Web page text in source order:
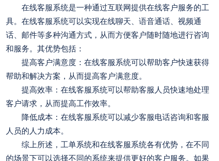
在线客服系统是一种通过互联网提供在线客户服务的工
具。在线客服系统可以实现在线聊天、语音通话、视频通
话、邮件等多种沟通方式，从而方便客户随时随地进行咨询
和服务。其优势包括：
提高客户满意度：在线客服系统可以帮助客户快速获得
帮助和解决方案，从而提高客户满意度。
提高效率：在线客服系统可以帮助客服人员快速地处理
客户请求，从而提高工作效率。
降低成本：在线客服系统可以减少客服电话咨询和客服
人员的人力成本。
综上所述，工单系统和在线客服系统各有优势，在不同
的场景下可以选择不同的系统来提供更好的客户服务。如果